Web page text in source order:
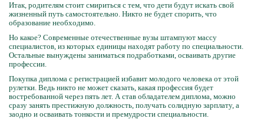
Итак, родителям стоит смириться с тем, что дети будут искать свой
жизненный путь самостоятельно. Никто не будет спорить, что
образование необходимо.
Но какое? Современные отечественные вузы штампуют массу
специалистов, из которых единицы находят работу по специальности.
Остальные вынуждены заниматься подработками, осваивать другие
профессии.
Покупка диплома с регистрацией избавит молодого человека от этой
рулетки. Ведь никто не может сказать, какая профессия будет
востребованной через пять лет. А став обладателем диплома, можно
сразу занять престижную должность, получать солидную зарплату, а
заодно и осваивать тонкости и премудрости специальности.